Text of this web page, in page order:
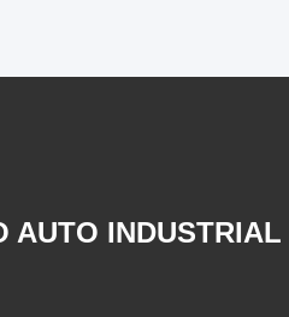
AUTO INDUSTRIAL